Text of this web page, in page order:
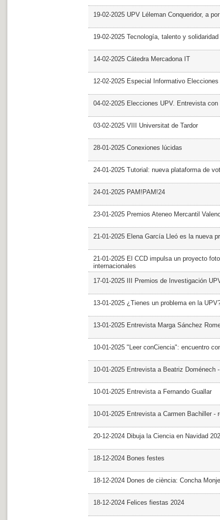
19-02-2025 UPV Léleman Conqueridor, a
19-02-2025 Tecnología, talento y
14-02-2025 Cátedra Mercadona IT
12-02-2025 Especial Informativo Elecciones
04-02-2025 Elecciones UPV. Entrevista con
03-02-2025 VIII Universitat de Tardor
28-01-2025 Conexiones lúcidas
24-01-2025 Tutorial: nueva plataforma de
24-01-2025 PAM!PAM!24
23-01-2025 Premios Ateneo Mercantil
21-01-2025 Elena García Lleó es la nueva
21-01-2025 El CCD impulsa un proyecto
internacionales
17-01-2025 III Premios de Investigación
13-01-2025 ¿Tienes un problema en la
13-01-2025 Entrevista Marga Sánchez
10-01-2025 "Leer conCiencia": encuentro
10-01-2025 Entrevista a Beatriz Doménech
10-01-2025 Entrevista a Fernando Guallar
10-01-2025 Entrevista a Carmen Bachiller -
20-12-2024 Dibuja la Ciencia en Navidad
18-12-2024 Bones festes
18-12-2024 Dones de ciència: Concha Monje
18-12-2024 Felices fiestas 2024